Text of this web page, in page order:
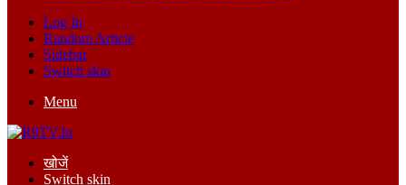
Log In
Random Article
Sidebar
Switch skin
Menu
खोजें
Switch skin